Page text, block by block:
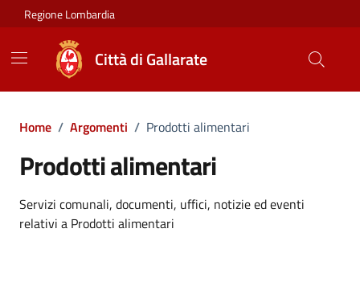
Vai ai contenuti
Vai al footer
Regione Lombardia
Città di Gallarate
Home / Argomenti / Prodotti alimentari
Prodotti alimentari
Dettagli dell'argomento
Servizi comunali, documenti, uffici, notizie ed eventi
relativi a Prodotti alimentari